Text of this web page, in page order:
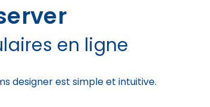
en ligne
designer est simple et intuitive.